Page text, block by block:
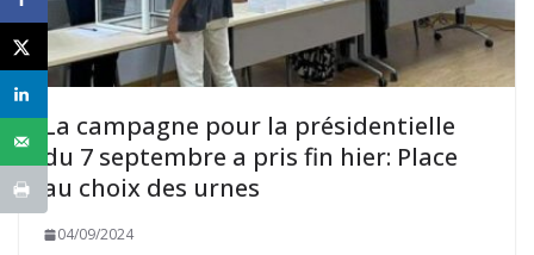
La campagne pour la présidentielle
du 7 septembre a pris fin hier: Place
au choix des urnes
04/09/2024